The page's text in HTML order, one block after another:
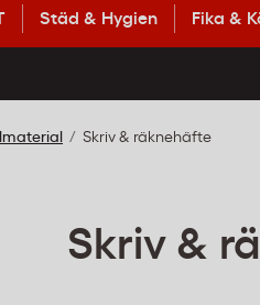
Städ & Hygien Fika &
Skriv & räknehäfte
Skriv &